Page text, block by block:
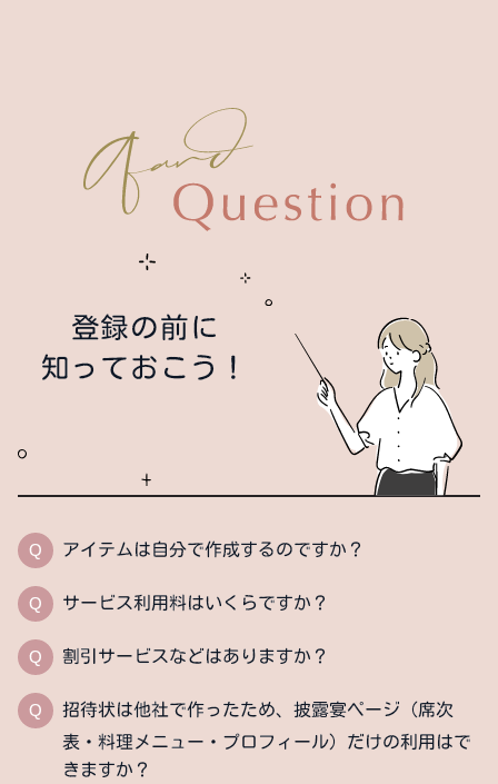
登録の前に
知っておこう！
Q アイテムは自分で作成するのですか？
Q サービス利用料はいくらですか？
Q 割引サービスなどはありますか？
Q
招待状は他社で作ったため、披露宴ページ（席次
表・料理メニュー・プロフィール）だけの利用はで
きますか？